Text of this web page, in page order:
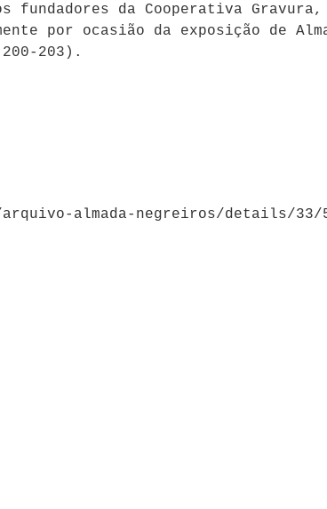
da Cooperativa Gravura,
por ocasião da exposição de
203).
almada-negreiros/details/33/